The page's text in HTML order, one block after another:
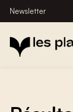
Newsletter